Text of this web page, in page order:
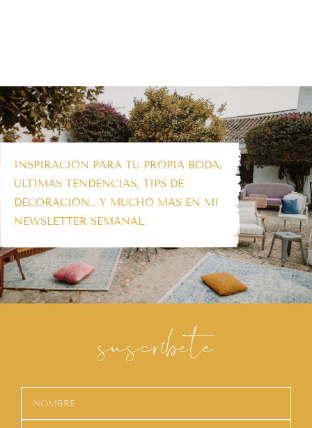
INSPIRACIÓN PARA TU PROPIA BODA,
ÚLTIMAS TENDENCIAS, TIPS DE
DECORACIÓN… Y MUCHO MÁS EN MI
NEWSLETTER SEMANAL.
suscríbete